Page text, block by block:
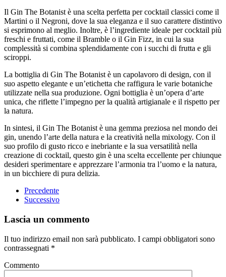
Il Gin The Botanist è una scelta perfetta per cocktail classici come il
Martini o il Negroni, dove la sua eleganza e il suo carattere distintivo
si esprimono al meglio. Inoltre, è l’ingrediente ideale per cocktail più
freschi e fruttati, come il Bramble o il Gin Fizz, in cui la sua
complessità si combina splendidamente con i succhi di frutta e gli
sciroppi.
La bottiglia di Gin The Botanist è un capolavoro di design, con il
suo aspetto elegante e un’etichetta che raffigura le varie botaniche
utilizzate nella sua produzione. Ogni bottiglia è un’opera d’arte
unica, che riflette l’impegno per la qualità artigianale e il rispetto per
la natura.
In sintesi, il Gin The Botanist è una gemma preziosa nel mondo dei
gin, unendo l’arte della natura e la creatività nella mixology. Con il
suo profilo di gusto ricco e inebriante e la sua versatilità nella
creazione di cocktail, questo gin è una scelta eccellente per chiunque
desideri sperimentare e apprezzare l’armonia tra l’uomo e la natura,
in un bicchiere di pura delizia.
Precedente
Successivo
Lascia un commento
Il tuo indirizzo email non sarà pubblicato. I campi obbligatori sono
contrassegnati *
Commento